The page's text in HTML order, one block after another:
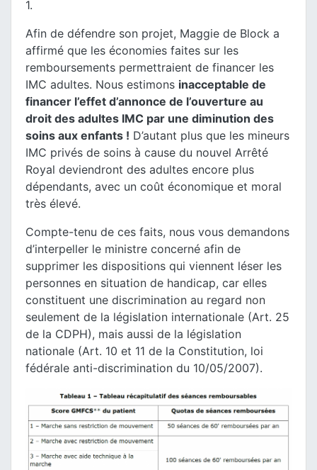
1.
Afin de défendre son projet, Maggie de Block a
affirmé que les économies faites sur les
remboursements permettraient de financer les
IMC adultes. Nous estimons inacceptable de
financer l’effet d’annonce de l’ouverture au
droit des adultes IMC par une diminution des
soins aux enfants ! D’autant plus que les mineurs
IMC privés de soins à cause du nouvel Arrêté
Royal deviendront des adultes encore plus
dépendants, avec un coût économique et moral
très élevé.
Compte-tenu de ces faits, nous vous demandons
d’interpeller le ministre concerné afin de
supprimer les dispositions qui viennent léser les
personnes en situation de handicap, car elles
constituent une discrimination au regard non
seulement de la législation internationale (Art. 25
de la CDPH), mais aussi de la législation
nationale (Art. 10 et 11 de la Constitution, loi
fédérale anti-discrimination du 10/05/2007).